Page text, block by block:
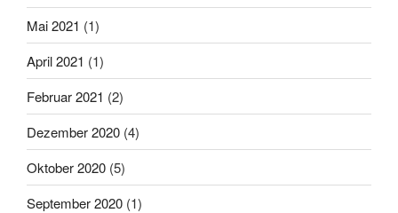
Mai 2021 (1)
April 2021 (1)
Februar 2021 (2)
Dezember 2020 (4)
Oktober 2020 (5)
September 2020 (1)